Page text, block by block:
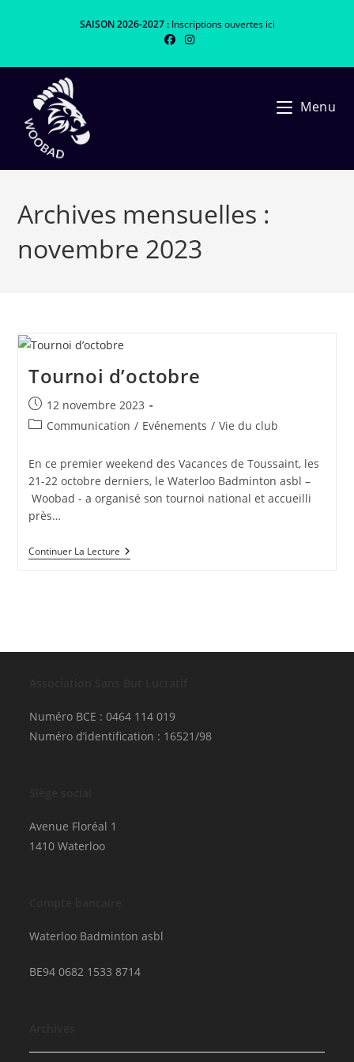
SAISON 2026-2027 :Inscriptions ouvertes ici
Menu
Archives mensuelles :
novembre 2023
Tournoi d’octobre
Publication
publiée :
12 novembre 2023
PostCommunication / Evénements / Vie du club
En ce premier weekend des Vacances de Toussaint, les
21-22 octobre derniers, le Waterloo Badminton asbl –
Woobad - a organisé son tournoi national et accueilli
près…
Continuer La LectureTournoi
D’octobre
Numéro BCE : 0464 114 019
Numéro d’identification : 16521/98
Avenue Floréal 1
1410 Waterloo
Waterloo Badminton asbl
BE94 0682 1533 8714